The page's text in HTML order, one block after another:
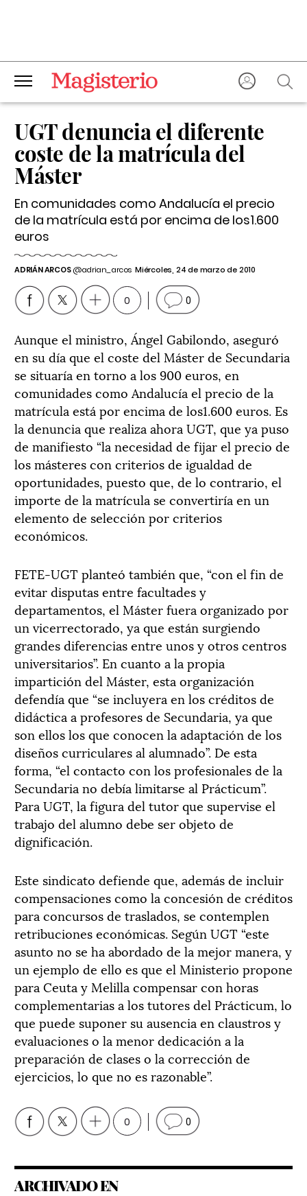
UGT denuncia el diferente
coste de la matrícula del
Máster
En comunidades como Andalucía el precio
de la matrícula está por encima de los1.600
euros
ADRIÁN ARCOS@adrian_arcos Miércoles, 24 de marzo de 2010
0 0
Aunque el ministro, Ángel Gabilondo, aseguró
en su día que el coste del Máster de Secundaria
se situaría en torno a los 900 euros, en
comunidades como Andalucía el precio de la
matrícula está por encima de los1.600 euros. Es
la denuncia que realiza ahora UGT, que ya puso
de manifiesto “la necesidad de fijar el precio de
los másteres con criterios de igualdad de
oportunidades, puesto que, de lo contrario, el
importe de la matrícula se convertiría en un
elemento de selección por criterios
económicos.
FETE-UGT planteó también que, “con el fin de
evitar disputas entre facultades y
departamentos, el Máster fuera organizado por
un vicerrectorado, ya que están surgiendo
grandes diferencias entre unos y otros centros
universitarios”. En cuanto a la propia
impartición del Máster, esta organización
defendía que “se incluyera en los créditos de
didáctica a profesores de Secundaria, ya que
son ellos los que conocen la adaptación de los
diseños curriculares al alumnado”. De esta
forma, “el contacto con los profesionales de la
Secundaria no debía limitarse al Prácticum”.
Para UGT, la figura del tutor que supervise el
trabajo del alumno debe ser objeto de
dignificación.
Este sindicato defiende que, además de incluir
compensaciones como la concesión de créditos
para concursos de traslados, se contemplen
retribuciones económicas. Según UGT “este
asunto no se ha abordado de la mejor manera, y
un ejemplo de ello es que el Ministerio propone
para Ceuta y Melilla compensar con horas
complementarias a los tutores del Prácticum, lo
que puede suponer su ausencia en claustros y
evaluaciones o la menor dedicación a la
preparación de clases o la corrección de
ejercicios, lo que no es razonable”.
0 0
ARCHIVADO EN